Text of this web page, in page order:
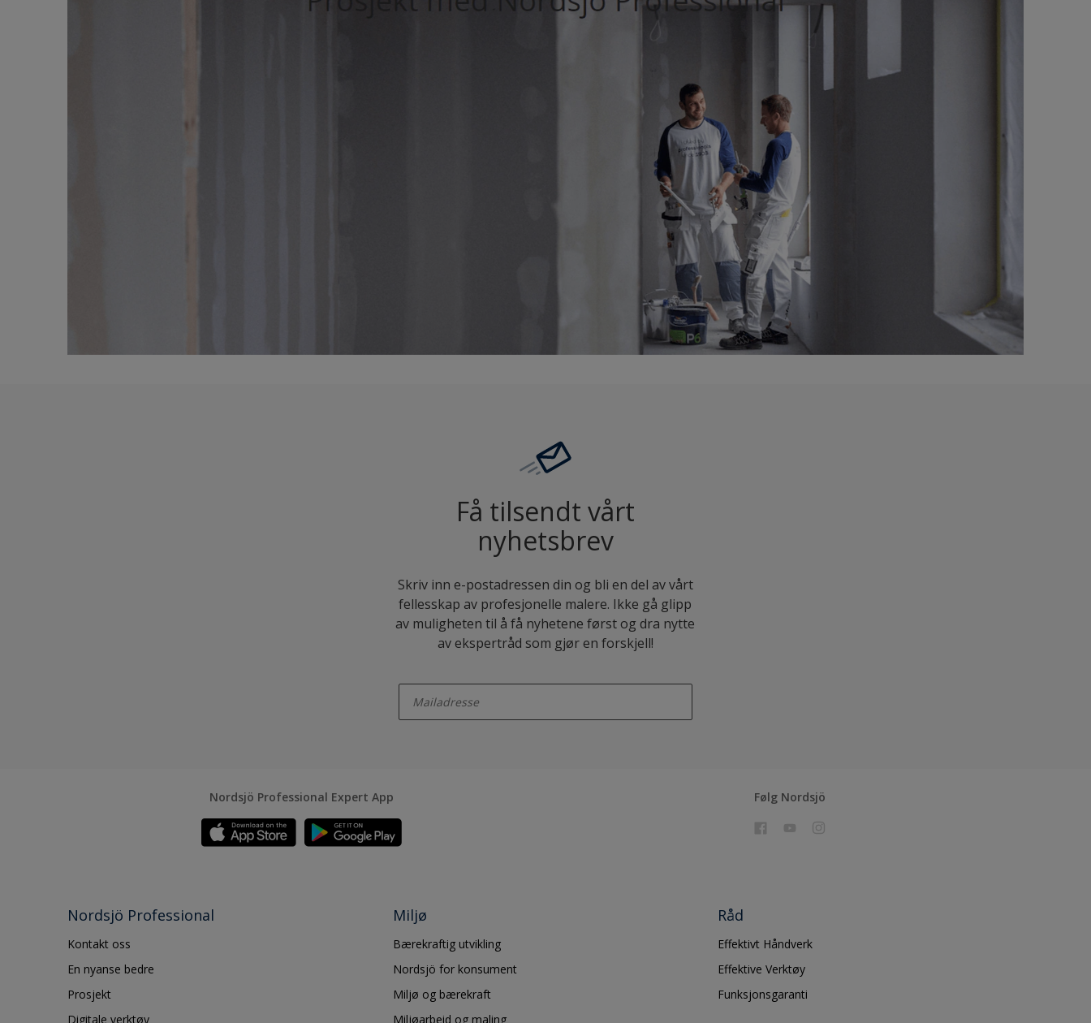
Få tilsendt vårt
nyhetsbrev
Skriv inn e-postadressen din og bli en del av vårt
fellesskap av profesjonelle malere. Ikke gå glipp
av muligheten til å få nyhetene først og dra nytte
av ekspertråd som gjør en forskjell!
Nordsjö Professional Expert App Følg Nordsjö
Nordsjö Professional
Kontakt oss
En nyanse bedre
Prosjekt
Digitale verktøy
Miljø
Bærekraftig utvikling
Nordsjö for konsument
Miljø og bærekraft
Miljøarbeid og maling
Råd
Effektivt Håndverk
Effektive Verktøy
Funksjonsgaranti